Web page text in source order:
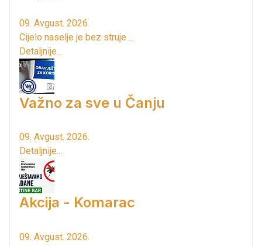
09. Avgust. 2026.
Cijelo naselje je bez struje ...
Detaljnije...
Važno za sve u Čanju
09. Avgust. 2026.
Detaljnije...
Akcija - Komarac
09. Avgust. 2026.